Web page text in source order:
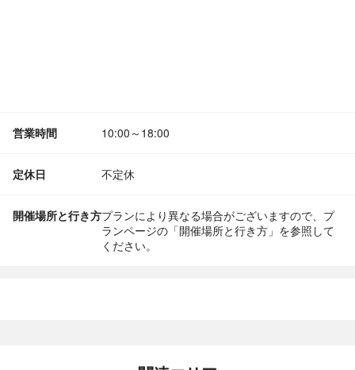
営業時間 10:00～18:00
定休日 不定休
開催場所と行き方プランにより異なる場合がございますので、プ
ランページの「開催場所と行き方」を参照して
ください。